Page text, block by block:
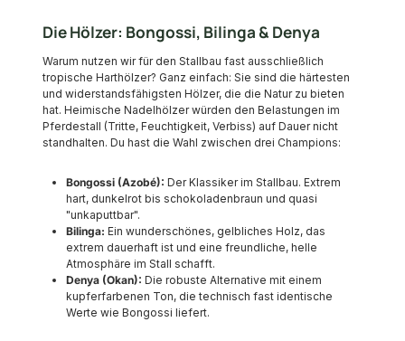
Die Hölzer: Bongossi, Bilinga & Denya
Warum nutzen wir für den Stallbau fast ausschließlich
tropische Harthölzer? Ganz einfach: Sie sind die härtesten
und widerstandsfähigsten Hölzer, die die Natur zu bieten
hat. Heimische Nadelhölzer würden den Belastungen im
Pferdestall (Tritte, Feuchtigkeit, Verbiss) auf Dauer nicht
standhalten. Du hast die Wahl zwischen drei Champions:
Bongossi (Azobé): Der Klassiker im Stallbau. Extrem
hart, dunkelrot bis schokoladenbraun und quasi
"unkaputtbar".
Bilinga: Ein wunderschönes, gelbliches Holz, das
extrem dauerhaft ist und eine freundliche, helle
Atmosphäre im Stall schafft.
Denya (Okan): Die robuste Alternative mit einem
kupferfarbenen Ton, die technisch fast identische
Werte wie Bongossi liefert.